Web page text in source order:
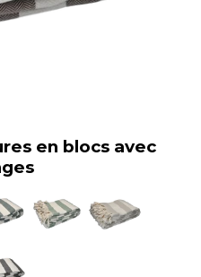
en blocs avec